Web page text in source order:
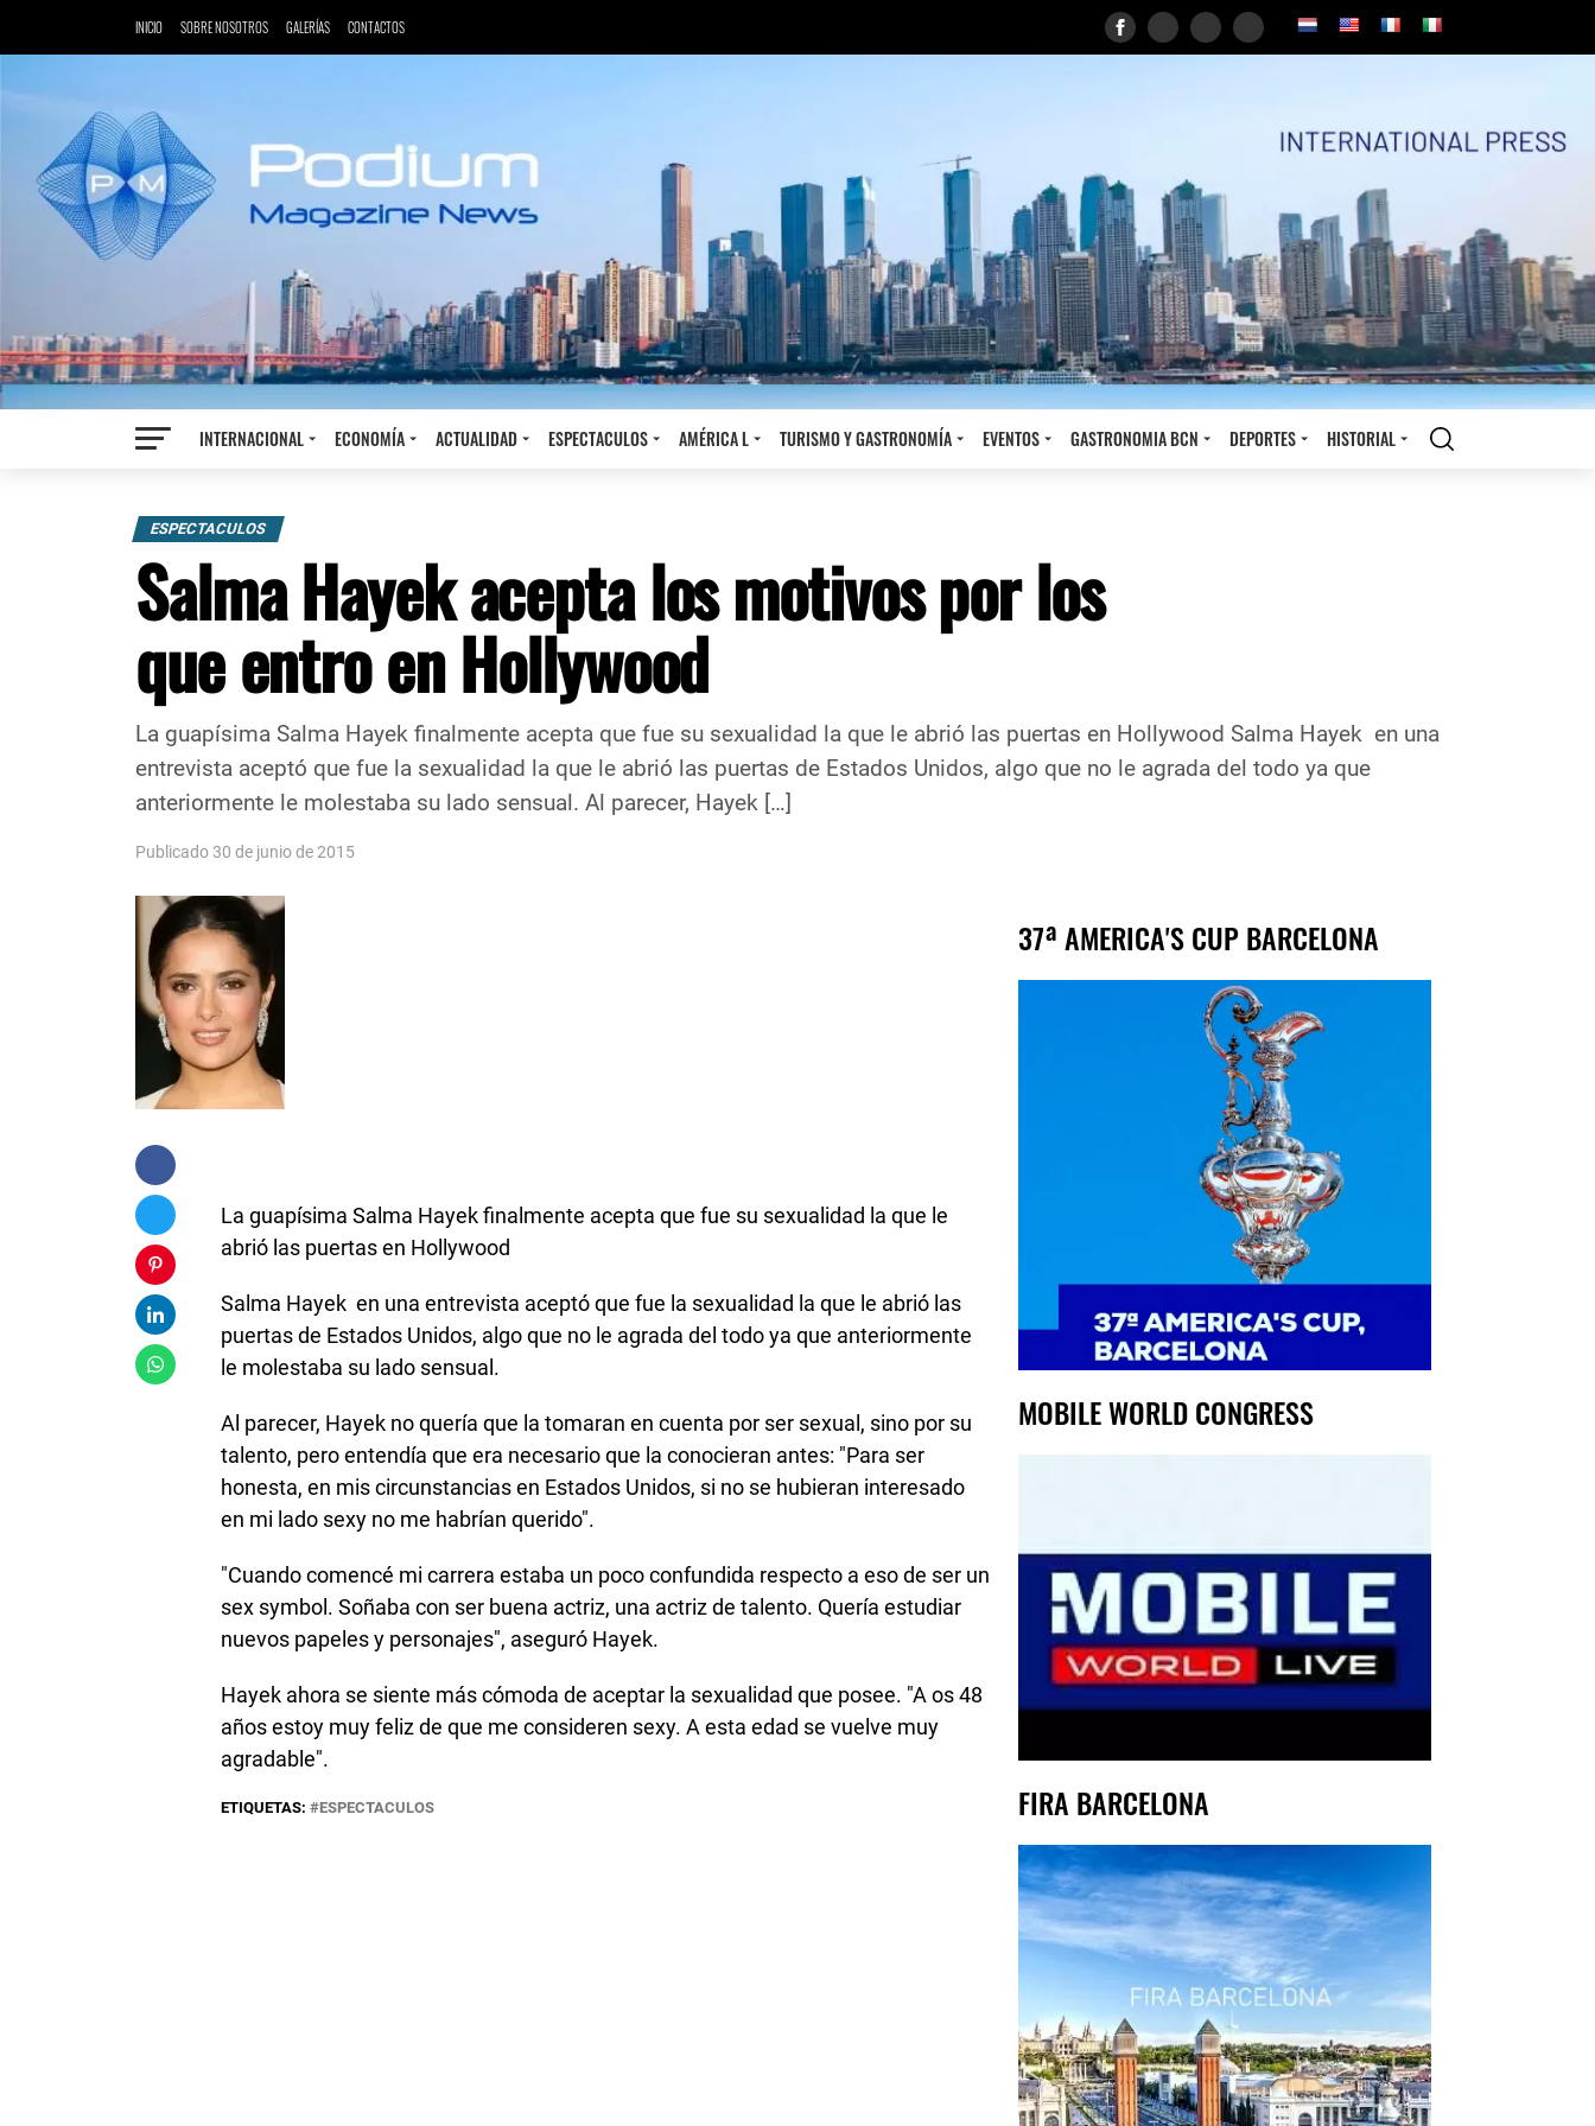
INICIO SOBRE NOSOTROS GALERÍAS CONTACTOS
INTERNACIONAL ECONOMÍA ACTUALIDAD ESPECTACULOS AMÉRICA L TURISMO Y GASTRONOMÍA EVENTOS GASTRONOMIA BCN DEPORTES HISTORIAL
ESPECTACULOS
Salma Hayek acepta los motivos por los
que entro en Hollywood
La guapísima Salma Hayek finalmente acepta que fue su sexualidad la que le abrió las puertas en Hollywood Salma Hayek en una
entrevista aceptó que fue la sexualidad la que le abrió las puertas de Estados Unidos, algo que no le agrada del todo ya que
anteriormente le molestaba su lado sensual. Al parecer, Hayek […]
Publicado 30 de junio de 2015
La guapísima Salma Hayek finalmente acepta que fue su sexualidad la que le
abrió las puertas en Hollywood
Salma Hayek en una entrevista aceptó que fue la sexualidad la que le abrió las
puertas de Estados Unidos, algo que no le agrada del todo ya que anteriormente
le molestaba su lado sensual.
Al parecer, Hayek no quería que la tomaran en cuenta por ser sexual, sino por su
talento, pero entendía que era necesario que la conocieran antes: "Para ser
honesta, en mis circunstancias en Estados Unidos, si no se hubieran interesado
en mi lado sexy no me habrían querido".
"Cuando comencé mi carrera estaba un poco confundida respecto a eso de ser un
sex symbol. Soñaba con ser buena actriz, una actriz de talento. Quería estudiar
nuevos papeles y personajes", aseguró Hayek.
Hayek ahora se siente más cómoda de aceptar la sexualidad que posee. "A os 48
años estoy muy feliz de que me consideren sexy. A esta edad se vuelve muy
agradable".
ETIQUETAS: ESPECTACULOS
37ª AMERICA'S CUP BARCELONA
MOBILE WORLD CONGRESS
FIRA BARCELONA